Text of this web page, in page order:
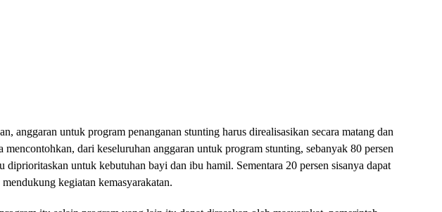
anggaran untuk program penanganan stunting harus direalisasikan secara matang dan
mencontohkan, dari keseluruhan anggaran untuk program stunting, sebanyak 80 persen
diprioritaskan untuk kebutuhan bayi dan ibu hamil. Sementara 20 persen sisanya dapat
kegiatan kemasyarakatan.